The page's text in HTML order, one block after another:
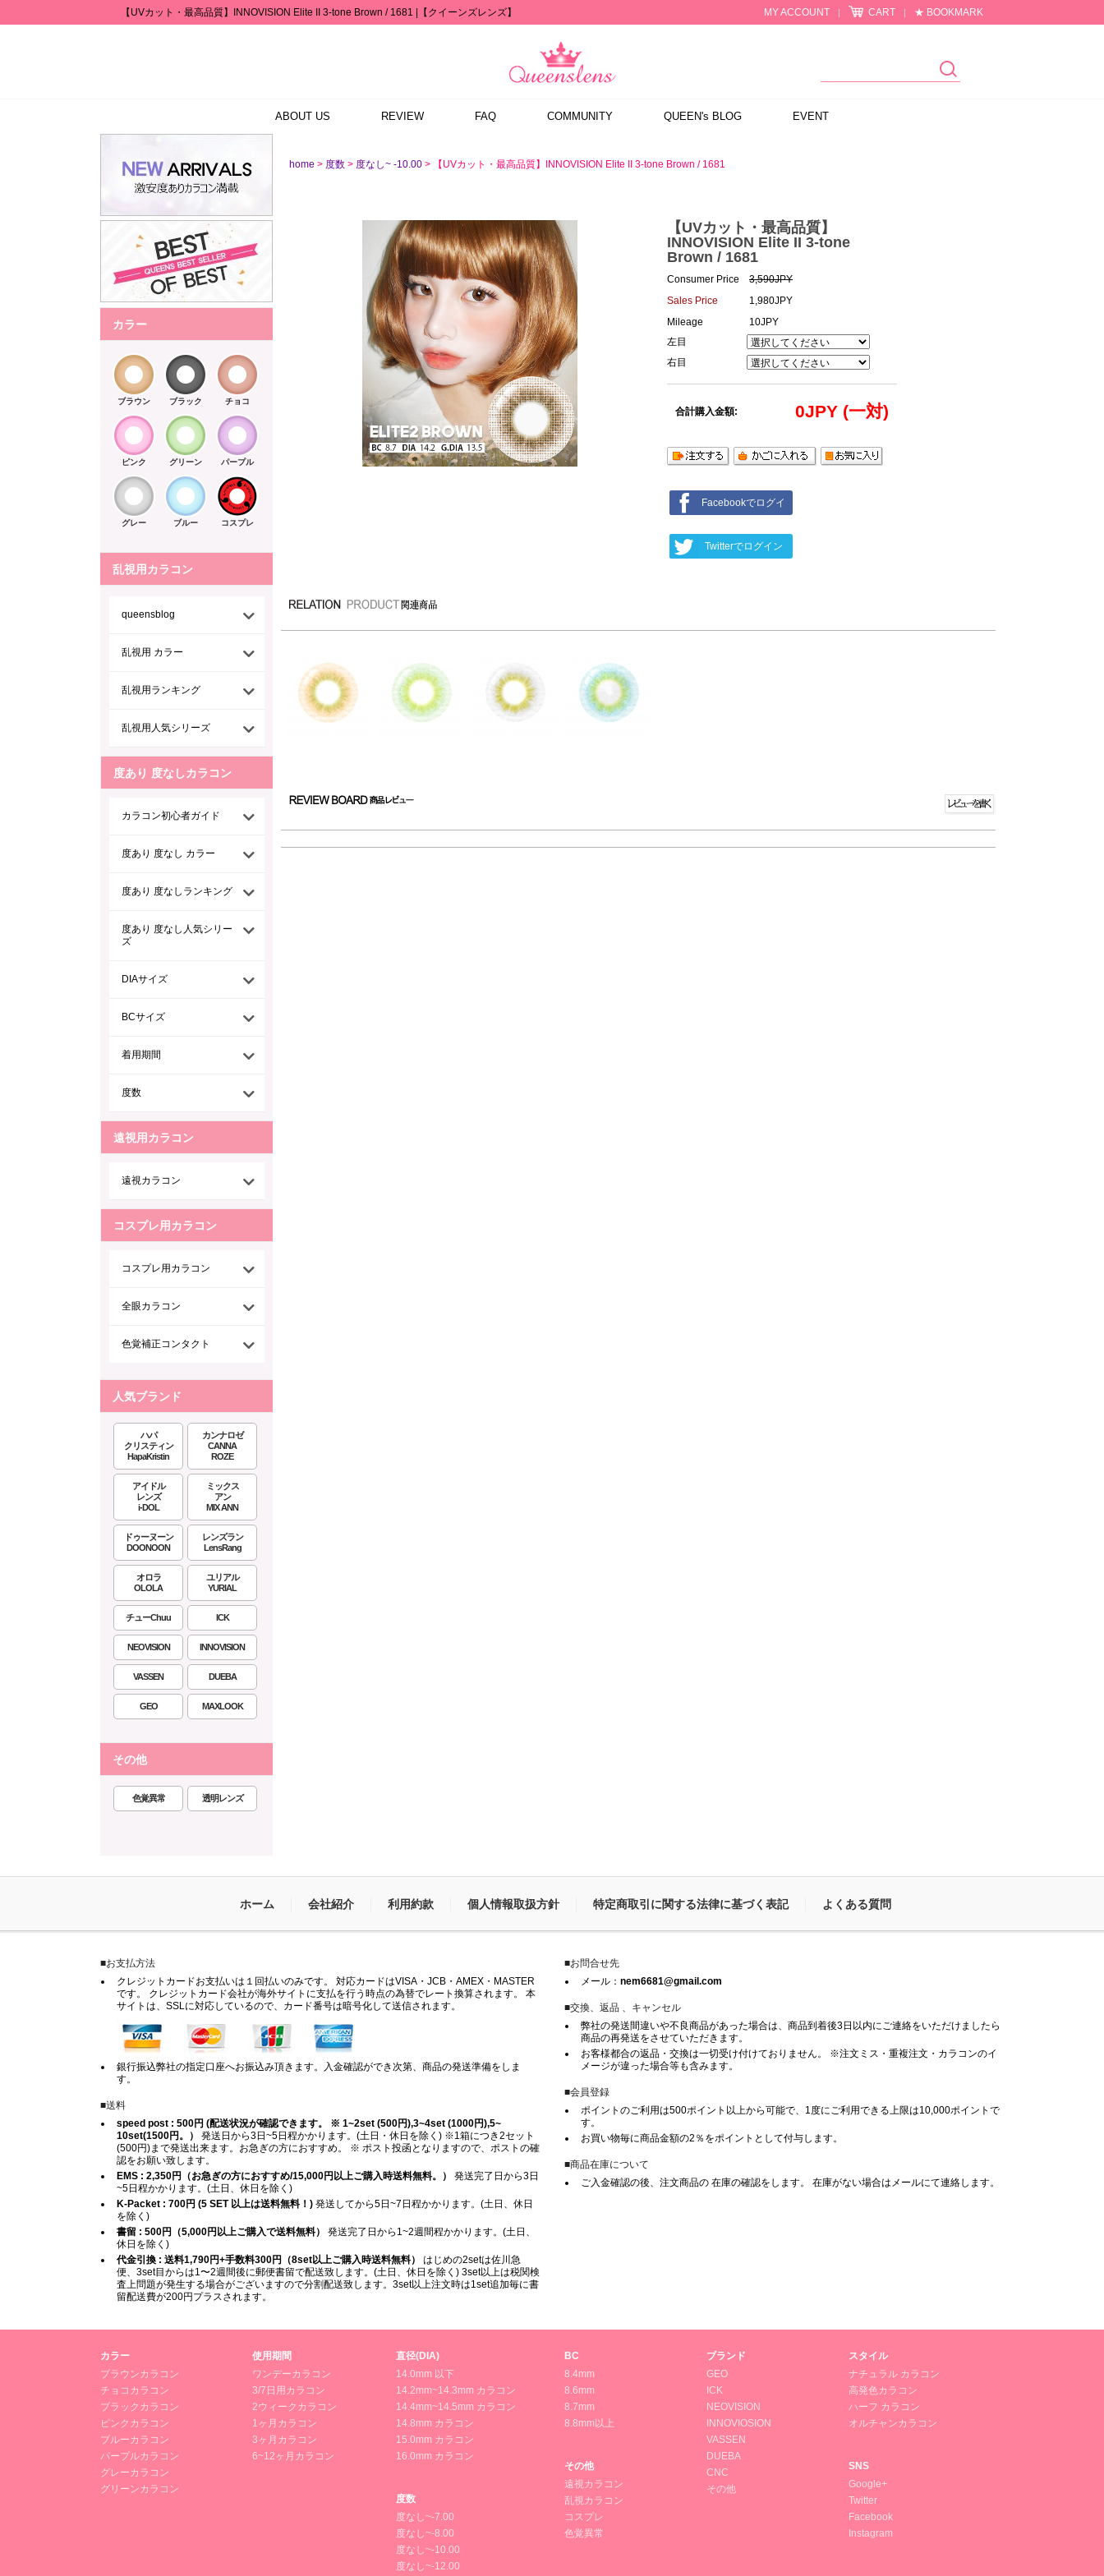
【UVカット・最高品質】INNOVISION Elite II 3-tone Brown / 1681 |【クイーンズレンズ】 MY ACCOUNT | CART | ★ BOOKMARK
ABOUT US REVIEW FAQ COMMUNITY QUEEN's BLOG EVENT
カラー
ブラウン ブラック チョコ
ピンク グリーン パープル
グレー ブルー コスプレ
乱視用カラコン
queensblog
乱視用 カラー
乱視用ランキング
乱視用人気シリーズ
度あり 度なしカラコン
カラコン初心者ガイド
度あり 度なし カラー
度あり 度なしランキング
度あり 度なし人気シリー
ズ
DIAサイズ
BCサイズ
着用期間
度数
遠視用カラコン
遠視カラコン
コスプレ用カラコン
コスプレ用カラコン
全眼カラコン
色覚補正コンタクト
人気ブランド
ハパ
クリスティン
HapaKristin
カンナロゼ
CANNA
ROZE
アイドル
レンズ
i-DOL
ミックス
アン
MIX ANN
ドゥーヌーン
DOONOON
レンズラン
LensRang
オロラ
OLOLA
ユリアル
YURIAL
チューChuu ICK
NEOVISION INNOVISION
VASSEN DUEBA
GEO MAXLOOK
その他
色覚異常 透明レンズ
home > 度数 > 度なし~ -10.00 > 【UVカット・最高品質】INNOVISION Elite II 3-tone Brown / 1681
【UVカット・最高品質】
INNOVISION Elite II 3-tone
Brown / 1681
Consumer Price
3,590JPY
Sales Price
1,980JPY
Mileage
10JPY
左目
右目
合計購入金額: 0JPY (一対)
Facebookでログイ
Twitterでログイン
ホーム 会社紹介 利用約款 個人情報取扱方針 特定商取引に関する法律に基づく表記 よくある質問
■お支払方法
クレジットカードお支払いは１回払いのみです。 対応カードはVISA・JCB・AMEX・MASTER
です。 クレジットカード会社が海外サイトに支払を行う時点の為替でレート換算されます。 本
サイトは、SSLに対応しているので、カード番号は暗号化して送信されます。
銀行振込弊社の指定口座へお振込み頂きます。入金確認ができ次第、商品の発送準備をしま
す。
■送料
speed post : 500円 (配送状況が確認できます。 ※ 1~2set (500円),3~4set (1000円),5~
10set(1500円。）
発送日から3日~5日程かかります。(土日・休日を除く) ※1箱につき2セット
(500円)まで発送出来ます。お急ぎの方におすすめ。 ※ ポスト投函となりますので、ポストの確
認をお願い致します。
EMS : 2,350円（お急ぎの方におすすめ/15,000円以上ご購入時送料無料。）
発送完了日から3日
~5日程かかります。(土日、休日を除く)
K-Packet : 700円 (5 SET 以上は送料無料！) 発送してから5日~7日程かかります。(土日、休日
を除く)
書留 : 500円（5,000円以上ご購入で送料無料）
発送完了日から1~2週間程かかります。(土日、
休日を除く)
代金引換 : 送料1,790円+手数料300円（8set以上ご購入時送料無料）
はじめの2setは佐川急
便、3set目からは1〜2週間後に郵便書留で配送致します。(土日、休日を除く) 3set以上は税関検
査上問題が発生する場合がございますので分割配送致します。3set以上注文時は1set追加毎に書
留配送費が200円プラスされます。
■お問合せ先
メール： nem6681@gmail.com
■交換、返品 、キャンセル
弊社の発送間違いや不良商品があった場合は、商品到着後3日以内にご連絡をいただけましたら
商品の再発送をさせていただきます。
お客様都合の返品・交換は一切受け付けておりません。 ※注文ミス・重複注文・カラコンのイ
メージが違った場合等も含みます。
■会員登録
ポイントのご利用は500ポイント以上から可能で、1度にご利用できる上限は10,000ポイントで
す。
お買い物毎に商品金額の2％をポイントとして付与します。
■商品在庫について
ご入金確認の後、注文商品の 在庫の確認をします。 在庫がない場合はメールにて連絡します。
カラー
ブラウンカラコン
チョコカラコン
ブラックカラコン
ピンクカラコン
ブルーカラコン
パープルカラコン
グレーカラコン
グリーンカラコン
使用期間
ワンデーカラコン
3/7日用カラコン
2ウィークカラコン
1ヶ月カラコン
3ヶ月カラコン
6~12ヶ月カラコン
直径(DIA)
14.0mm 以下
14.2mm~14.3mm カラコン
14.4mm~14.5mm カラコン
14.8mm カラコン
15.0mm カラコン
16.0mm カラコン
度数
度なし~-7.00
度なし~-8.00
度なし~-10.00
度なし~-12.00
BC
8.4mm
8.6mm
8.7mm
8.8mm以上
その他
遠視カラコン
乱視カラコン
コスプレ
色覚異常
ブランド
GEO
ICK
NEOVISION
INNOVIOSION
VASSEN
DUEBA
CNC
その他
スタイル
ナチュラル カラコン
高発色カラコン
ハーフ カラコン
オルチャンカラコン
SNS
Google+
Twitter
Facebook
Instagram